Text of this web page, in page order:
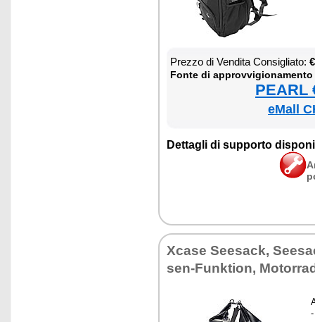
Prez­zo di Ven­di­ta Con­si­glia­to:
Fon­te di ap­prov­vi­gio­na­men­to
PEARL
eMall
Det­ta­gli di sup­por­to
Xca­se See­sack,
sen-Funk­tion,